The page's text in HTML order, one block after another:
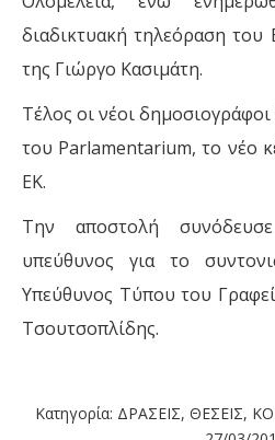
διαδικτυακή τηλεόραση του
της Γιώργο Κασιμάτη.
Τέλος οι νέοι
του Parlamentarium, το νέο
ΕΚ.
Την αποστολή
υπεύθυνος για το
Υπεύθυνος Τύπου του
Τσουτσοπλίδης.
Κατηγορία: ΔΡΑΣΕΙΣ, ΘΕΣΕΙΣ,